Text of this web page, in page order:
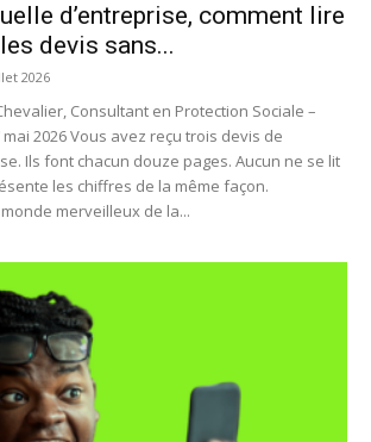
d’entreprise, comment lire
devis sans...
2026
Consultant en Protection Sociale –
2026 Vous avez reçu trois devis de
Ils font chacun douze pages. Aucun ne se lit
les chiffres de la même façon.
merveilleux de la...